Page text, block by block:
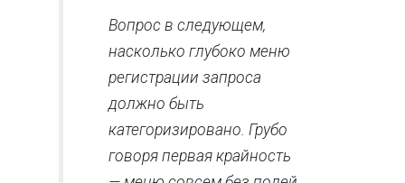
Вопрос в следующем,
насколько глубоко меню
регистрации запроса
должно быть
категоризировано. Грубо
говоря первая крайность